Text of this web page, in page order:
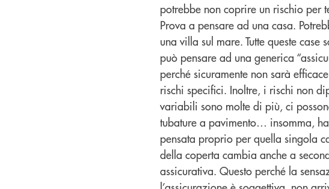
potrebbe non coprire un rischio per
Prova a pensare ad una casa.
una villa sul mare. Tutte queste
può pensare ad una generica
perché sicuramente non sarà
rischi specifici. Inoltre, i rischi non
variabili sono molte di più, ci
tubature a pavimento… insomma,
pensata proprio per quella singola
della coperta cambia anche a
assicurativa. Questo perché la